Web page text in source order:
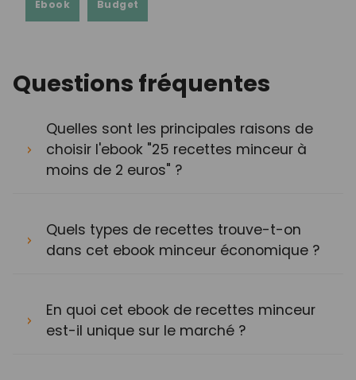
Ebook Budget
Questions fréquentes
Quelles sont les principales raisons de
choisir l'ebook "25 recettes minceur à
moins de 2 euros" ?
Quels types de recettes trouve-t-on
dans cet ebook minceur économique ?
En quoi cet ebook de recettes minceur
est-il unique sur le marché ?